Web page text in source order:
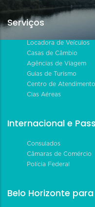
Serviços
Locadora de Veículos
Casas de Câmbio
Agências de Viagem
Guias de Turismo
Centro de
Cias Aéreas
Internacional e
Consulados
Câmaras de Comércio
Polícia Federal
Belo Horizonte